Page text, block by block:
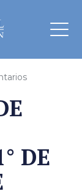
DE